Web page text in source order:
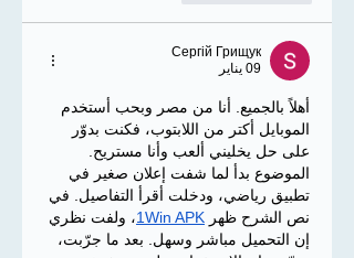
Сергій Грищук
09 يناير
أهلاً بالجميع. أنا من مصر وبحب أستخدم
الموبايل أكتر من اللابتوب، فكنت بدوّر
على حل يخليني ألعب وأنا مستريح.
الموضوع بدأ لما شفت إعلان صغير في
تطبيق رياضي، ودخلت أقرأ التفاصيل. في
نص الشرح ظهر 1Win APK، ولفت نظري
إن التحميل مباشر وسهل. بعد ما جرّبت،